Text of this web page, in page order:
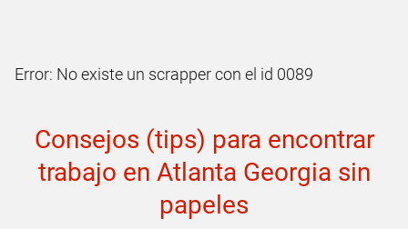
Error: No existe un scrapper con el id 0089
Consejos (tips) para encontrar
trabajo en Atlanta Georgia sin
papeles